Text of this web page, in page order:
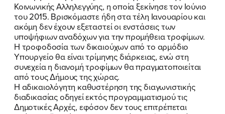
Κοινωνικής Αλληλεγγύης, η οποία ξεκίνησε τον Ιούνιο
του 2015. Βρισκόμαστε ήδη στα τέλη Ιανουαρίου και
ακόμη δεν έχουν εξεταστεί οι ενστάσεις των
υποψήφιων αναδόχων για την προμήθεια τροφίμων.
Η τροφοδοσία των δικαιούχων από το αρμόδιο
Υπουργείο θα είναι τρίμηνης διάρκειας, ενώ στη
συνεχεία η διανομή τροφίμων θα πραγματοποιείται
από τους Δήμους της χώρας.
Η αδικαιολόγητη καθυστέρηση της διαγωνιστικής
διαδικασίας οδηγεί εκτός προγραμματισμού τις
Δημοτικές Αρχές, εφόσον δεν τους επιτρέπεται